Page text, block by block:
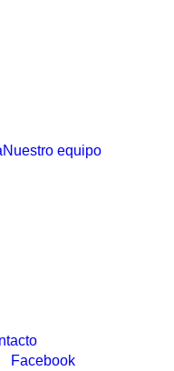
Nuestro equipo
Facebook